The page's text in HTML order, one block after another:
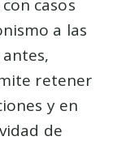
casos
a las
retener
y en
de